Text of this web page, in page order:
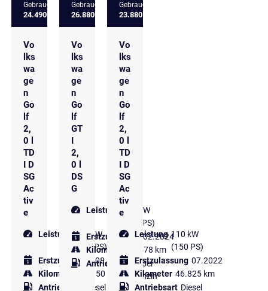
Gebrauchtfahrzeug
24.490 €
Vo
lks
wa
ge
n
Go
lf
2,
0 l
TD
I D
SG
Ac
tiv
e
Leistung 110 kW
(150 PS)
Erstzulassung 08.2022
Kilometer
64.850 km
Antriebsart
Diesel
Gebrauchtfahrzeug
26.880 €
Vo
lks
wa
ge
n
Go
lf
GT
I
2,
0 l
DS
G
Leistung 180 kW
(245 PS)
Erstzulassung 02.2024
Kilometer
17.578 km
Antriebsart
Super
Benzin
Gebrauchtfahrzeug
23.880 €
Vo
lks
wa
ge
n
Go
lf
2,
0 l
TD
I D
SG
Ac
tiv
e
Leistung 110 kW
(150 PS)
Erstzulassung 07.2022
Kilometer 46.825 km
Antriebsart Diesel